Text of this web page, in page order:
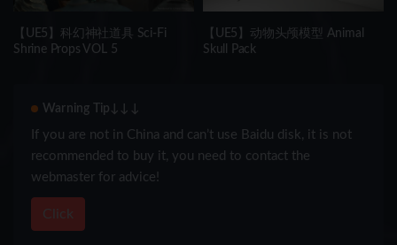
【UE5】科幻神社道具 Sci-Fi
Shrine Props VOL 5
【UE5】动物头颅模型 Animal
Skull Pack
Warning Tip↓↓↓
If you are not in China and can’t use Baidu disk, it is not
recommended to buy it, you need to contact the
webmaster for advice!
Click